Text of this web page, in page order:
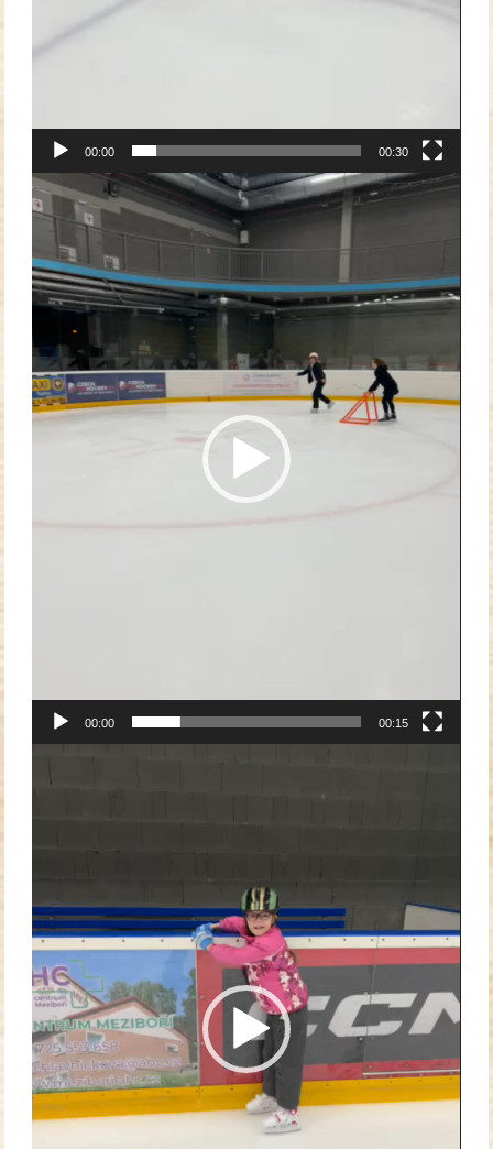
00:00 00:30
Video
přehrávač
00:00 00:15